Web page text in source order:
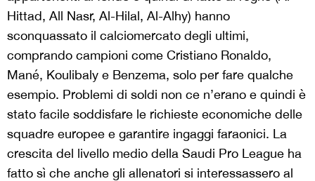
Hittad, All Nasr, Al-Hilal, Al-Alhy) hanno
sconquassato il calciomercato degli ultimi,
comprando campioni come Cristiano Ronaldo,
Mané, Koulibaly e Benzema, solo per fare qualche
esempio. Problemi di soldi non ce n’erano e quindi è
stato facile soddisfare le richieste economiche delle
squadre europee e garantire ingaggi faraonici. La
crescita del livello medio della Saudi Pro League ha
fatto sì che anche gli allenatori si interessassero al